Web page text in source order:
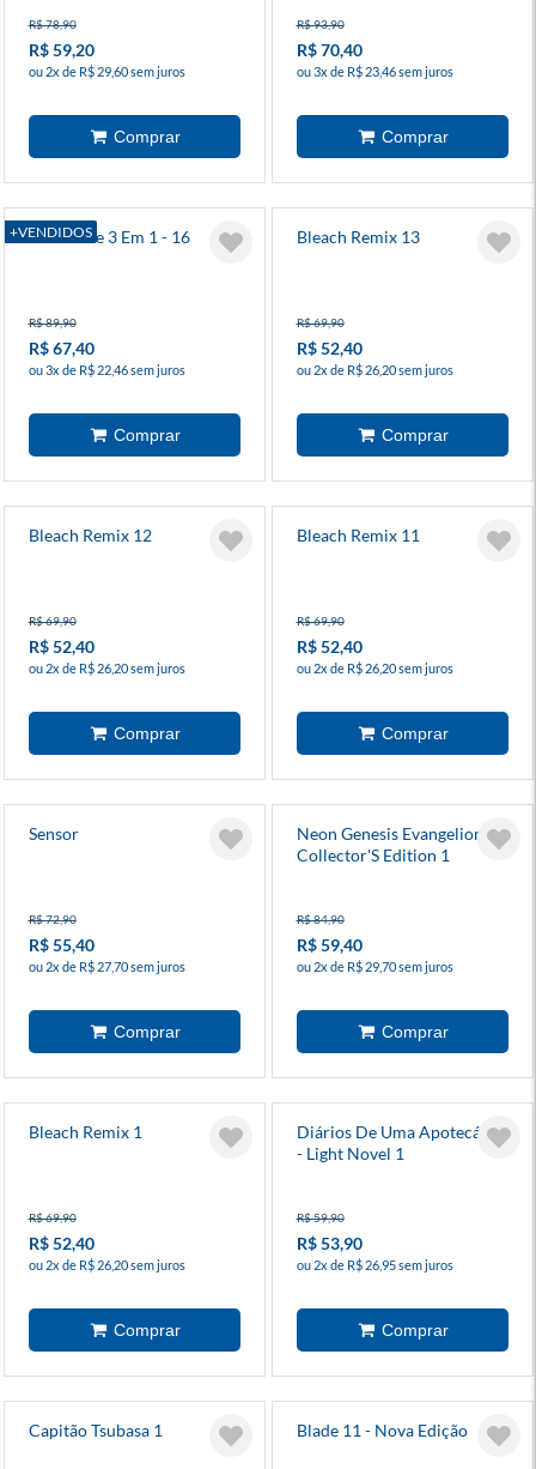
R$ 78,90
R$ 59,20
ou 2x de R$ 29,60 sem juros
R$ 93,90
R$ 70,40
ou 3x de R$ 23,46 sem juros
+VENDIDOS
One Piece 3 Em 1 - 16
R$ 89,90
R$ 67,40
ou 3x de R$ 22,46 sem juros
Bleach Remix 13
R$ 69,90
R$ 52,40
ou 2x de R$ 26,20 sem juros
Bleach Remix 12
R$ 69,90
R$ 52,40
ou 2x de R$ 26,20 sem juros
Bleach Remix 11
R$ 69,90
R$ 52,40
ou 2x de R$ 26,20 sem juros
Sensor
R$ 72,90
R$ 55,40
ou 2x de R$ 27,70 sem juros
Neon Genesis Evangelion
Collector'S Edition 1
R$ 84,90
R$ 59,40
ou 2x de R$ 29,70 sem juros
Bleach Remix 1
R$ 69,90
R$ 52,40
ou 2x de R$ 26,20 sem juros
Diários De Uma Apotecária
- Light Novel 1
R$ 59,90
R$ 53,90
ou 2x de R$ 26,95 sem juros
Capitão Tsubasa 1 Blade 11 - Nova Edição